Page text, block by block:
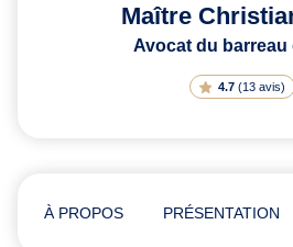
Maître
Avocat du barreau
4.7 (13 avis)
À PROPOS PRÉSENTATION